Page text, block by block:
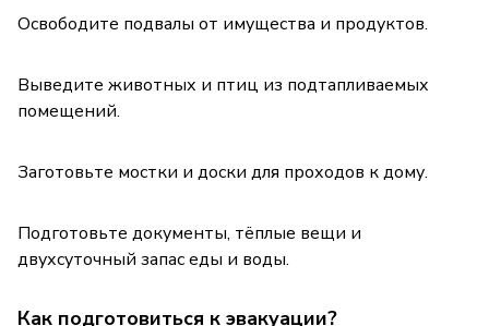
Освободите подвалы от имущества и продуктов.
Выведите животных и птиц из подтапливаемых
помещений.
Заготовьте мостки и доски для проходов к дому.
Подготовьте документы, тёплые вещи и
двухсуточный запас еды и воды.
Как подготовиться к эвакуации?